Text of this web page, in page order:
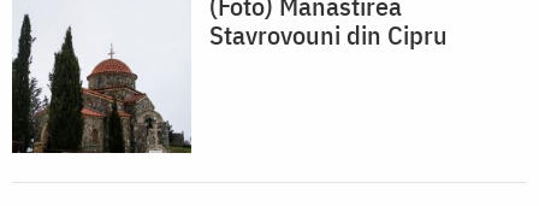
Stavrovouni din Cipru